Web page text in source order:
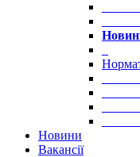
Новини
Вакансії